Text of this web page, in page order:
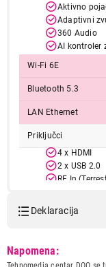
Aktivno
Adaptivni
360 Audio
AI kontroler
Wi-Fi 6E
Bluetooth 5.3
LAN Ethernet
Priključci
4 x HDMI
2 x USB 2.0
RF In
1 x Digital
HDMI Maximum
Deklaracija
Naziv i vrsta robe:
Napomena: